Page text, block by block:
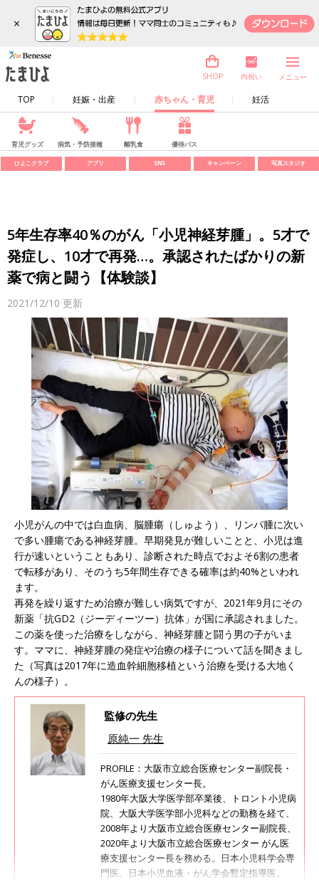
×
TOP 妊娠・出産 赤ちゃん・育児 妊活
SHOP 内祝い メニュー
育児グッズ 病気・予防接種 離乳食 優待パス
ひよこクラブ アプリ SNS キャンペーン 写真スタジオ
5年生存率40％のがん「小児神経芽腫」。5才で
発症し、10才で再発…。承認されたばかりの新
薬で病と闘う【体験談】
2021/12/10 更新
小児がんの中では白血病、脳腫瘍（しゅよう）、リンパ腫に次い
で多い腫瘍である神経芽腫。早期発見が難しいことと、小児は進
行が速いということもあり、診断された時点でおよそ6割の患者
で転移があり、そのうち5年間生存できる確率は約40%といわれ
ます。
再発を繰り返すため治療が難しい病気ですが、2021年9月にその
新薬「抗GD2（ジーディーツー）抗体」が国に承認されました。
この薬を使った治療をしながら、神経芽腫と闘う男の子がいま
す。ママに、神経芽腫の発症や治療の様子について話を聞きまし
た（写真は2017年に造血幹細胞移植という治療を受ける大地く
んの様子）。
監修の先生
原純一 先生
PROFILE：大阪市立総合医療センター副院長・
がん医療支援センター長。
1980年大阪大学医学部卒業後、トロント小児病
院、大阪大学医学部小児科などの勤務を経て、
2008年より大阪市立総合医療センター副院長、
2020年より大阪市立総合医療センター がん医
療支援センター長を務める。日本小児科学会専
門医、日本小児血液・がん学会暫定指導医。